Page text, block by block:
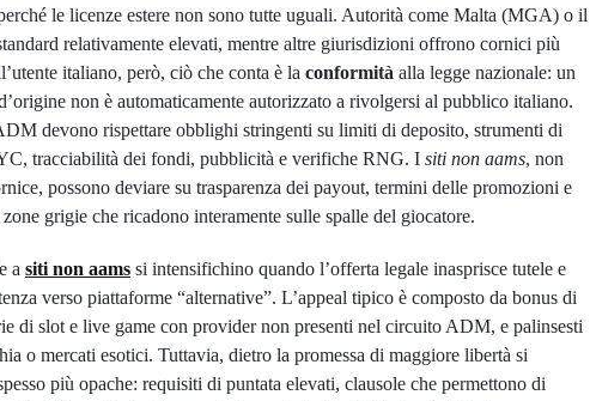
le licenze estere non sono tutte uguali. Autorità come Malta (MGA) o il
relativamente elevati, mentre altre giurisdizioni offrono cornici più
italiano, però, ciò che conta è la conformità alla legge nazionale: un
non è automaticamente autorizzato a rivolgersi al pubblico italiano.
devono rispettare obblighi stringenti su limiti di deposito, strumenti di
tracciabilità dei fondi, pubblicità e verifiche RNG. I siti non aams, non
possono deviare su trasparenza dei payout, termini delle promozioni e
grigie che ricadono interamente sulle spalle del giocatore.
a siti non aams si intensifichino quando l’offerta legale inasprisce tutele e
verso piattaforme “alternative”. L’appeal tipico è composto da bonus di
di slot e live game con provider non presenti nel circuito ADM, e palinsesti
o mercati esotici. Tuttavia, dietro la promessa di maggiore libertà si
più opache: requisiti di puntata elevati, clausole che permettono di